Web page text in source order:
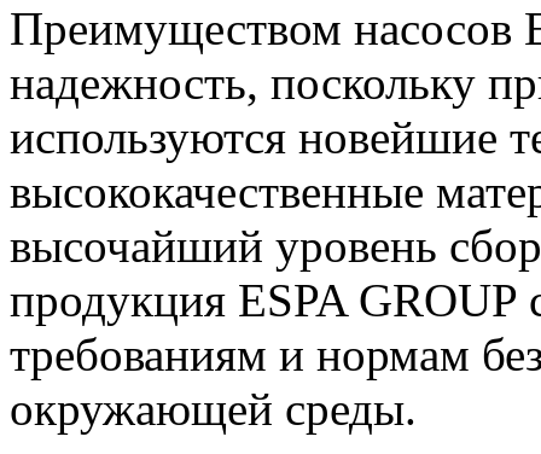
Преимуществом насосов
надежность, поскольку п
используются новейшие
высококачественные
высочайший уровень
продукция ESPA GROUP
требованиям и нормам
окружающей среды.